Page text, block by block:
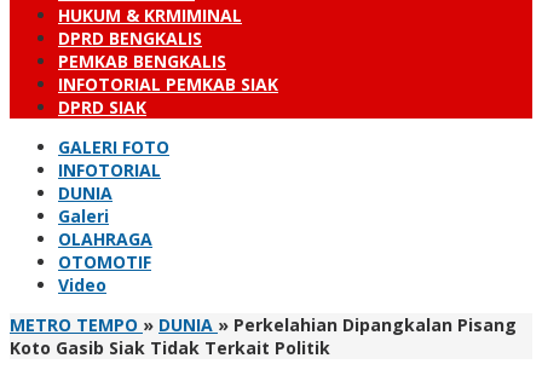
HUKUM & KRMIMINAL
DPRD BENGKALIS
PEMKAB BENGKALIS
INFOTORIAL PEMKAB SIAK
DPRD SIAK
GALERI FOTO
INFOTORIAL
DUNIA
Galeri
OLAHRAGA
OTOMOTIF
Video
METRO TEMPO » DUNIA » Perkelahian Dipangkalan Pisang
Koto Gasib Siak Tidak Terkait Politik